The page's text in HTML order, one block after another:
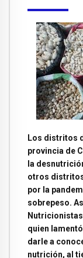
Los distritos
provincia de
la
otros
por la
sobrepeso.
quien
darle a
nutrición, al